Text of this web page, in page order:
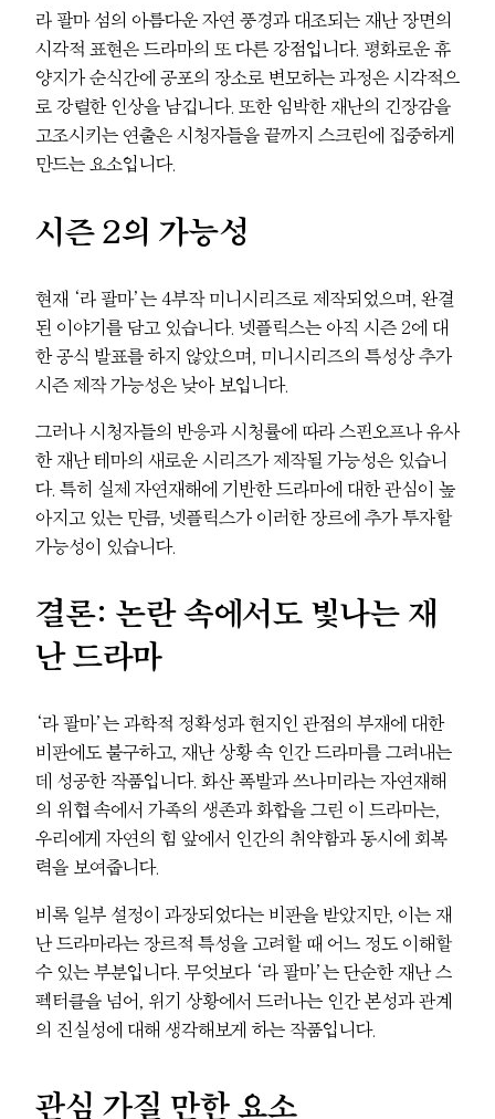
라 팔마 섬의 아름다운 자연 풍경과 대조되는 재난 장면의
시각적 표현은 드라마의 또 다른 강점입니다. 평화로운 휴
양지가 순식간에 공포의 장소로 변모하는 과정은 시각적으
로 강렬한 인상을 남깁니다. 또한 임박한 재난의 긴장감을
고조시키는 연출은 시청자들을 끝까지 스크린에 집중하게
만드는 요소입니다.
시즌 2의 가능성
현재 ‘라 팔마’는 4부작 미니시리즈로 제작되었으며, 완결
된 이야기를 담고 있습니다. 넷플릭스는 아직 시즌 2에 대
한 공식 발표를 하지 않았으며, 미니시리즈의 특성상 추가
시즌 제작 가능성은 낮아 보입니다.
그러나 시청자들의 반응과 시청률에 따라 스핀오프나 유사
한 재난 테마의 새로운 시리즈가 제작될 가능성은 있습니
다. 특히 실제 자연재해에 기반한 드라마에 대한 관심이 높
아지고 있는 만큼, 넷플릭스가 이러한 장르에 추가 투자할
가능성이 있습니다.
결론: 논란 속에서도 빛나는 재
난 드라마
‘라 팔마’는 과학적 정확성과 현지인 관점의 부재에 대한
비판에도 불구하고, 재난 상황 속 인간 드라마를 그려내는
데 성공한 작품입니다. 화산 폭발과 쓰나미라는 자연재해
의 위협 속에서 가족의 생존과 화합을 그린 이 드라마는,
우리에게 자연의 힘 앞에서 인간의 취약함과 동시에 회복
력을 보여줍니다.
비록 일부 설정이 과장되었다는 비판을 받았지만, 이는 재
난 드라마라는 장르적 특성을 고려할 때 어느 정도 이해할
수 있는 부분입니다. 무엇보다 ‘라 팔마’는 단순한 재난 스
펙터클을 넘어, 위기 상황에서 드러나는 인간 본성과 관계
의 진실성에 대해 생각해보게 하는 작품입니다.
관심 가질 만한 요소